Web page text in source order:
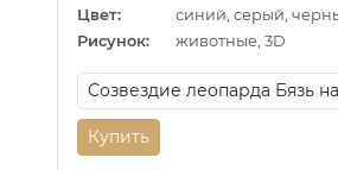
Цвет:
синий, серый,
Рисунок:
животные, 3D
Купить